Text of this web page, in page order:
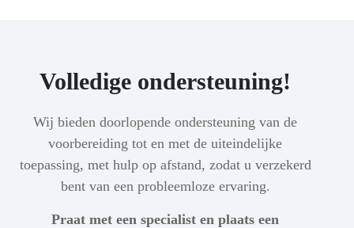
Volledige ondersteuning!
Wij bieden doorlopende ondersteuning van de
voorbereiding tot en met de uiteindelijke
toepassing, met hulp op afstand, zodat u verzekerd
bent van een probleemloze ervaring.
Praat met een specialist en plaats een